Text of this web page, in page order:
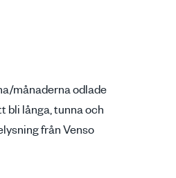
månaderna odlade
bli långa, tunna och
från Venso